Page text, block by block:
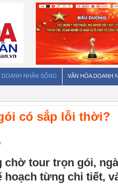
DOANH NHÂN SỐNG VĂN HÓA DOANH
có sắp lỗi thời?
chờ tour trọn gói,
hoạch từng chi tiết,